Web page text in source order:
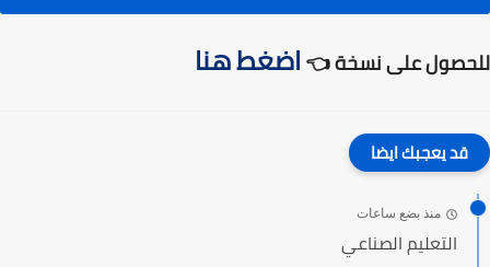
للحصول على نسخة 👈اضغط هنا
قد يعجبك ايضا
منذ بضع ساعات
التعليم الصناعي